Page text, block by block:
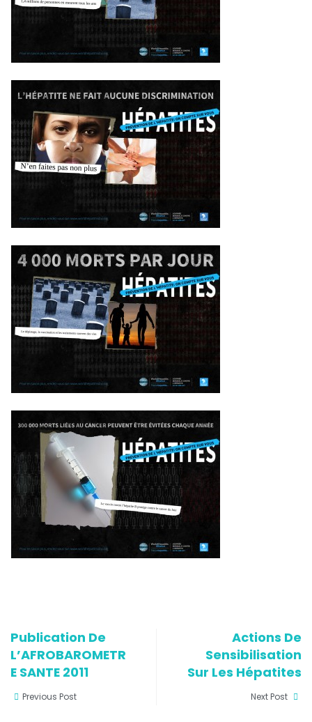
Publication De
L’AFROBAROMETR
E SANTE 2011
Previous Post
Actions De
Sensibilisation
Sur Les Hépatites
Next Post